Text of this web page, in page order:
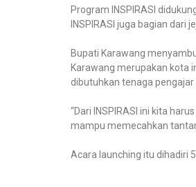
Program INSPIRASI
INSPIRASI juga bagian dari
Bupati Karawang
Karawang merupakan kota
dibutuhkan tenaga
“Dari INSPIRASI ini kita
mampu memecahkan
Acara launching itu dihadiri